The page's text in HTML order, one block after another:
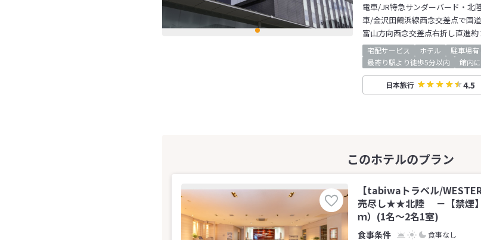
電車/JR特急サンダーバード・北
車/金沢田鶴浜線西念交差点で国
富山方向西念交差点右折し直進約
宅配サービス ホテル 駐車場有
最寄り駅より徒歩5分以内
館内
日本旅行 4.5
【tabiwaトラベル/
売尽し★★北陸 －【禁煙】
ｍ）(1名～2名1室)
食事なし